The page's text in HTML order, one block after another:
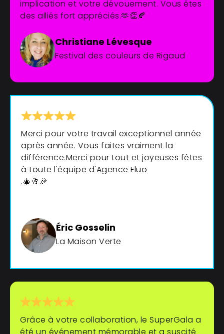
implication et votre dévouement. Vous êtes
des alliés fort appréciés.🫶👏🍂
Christiane Lévesque
Festival des couleurs de Rigaud
Merci pour votre travail exceptionnel année
après année. Vous faites vraiment la
différence.Merci pour tout et joyeuses fêtes
à toute l'équipe d'Agence Fluo
.🎄🥂🎉
Éric Gosselin
La Maison Verte
Grâce à votre collaboration, le SuperGala a
été un événement mémorable et a suscité